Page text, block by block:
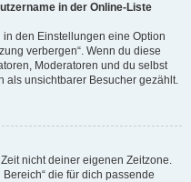
in der Online-Liste
den Einstellungen eine Option
verbergen“. Wenn du diese
Moderatoren und du selbst
als unsichtbarer Besucher gezählt.
nicht deiner eigenen Zeitzone.
die für dich passende